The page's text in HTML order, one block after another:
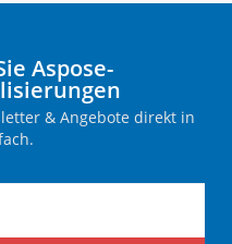
Aspose-
& Angebote direkt in